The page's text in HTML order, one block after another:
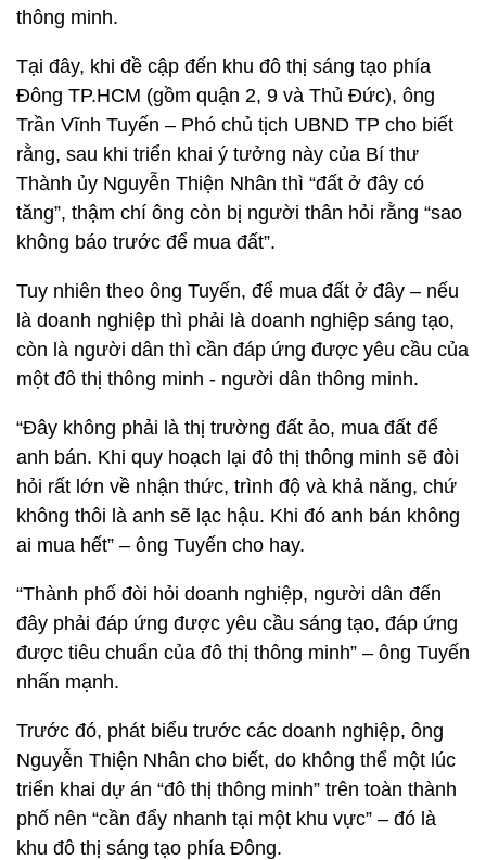
thông minh.
Tại đây, khi đề cập đến khu đô thị sáng tạo phía
Đông TP.HCM (gồm quận 2, 9 và Thủ Đức), ông
Trần Vĩnh Tuyến – Phó chủ tịch UBND TP cho biết
rằng, sau khi triển khai ý tưởng này của Bí thư
Thành ủy Nguyễn Thiện Nhân thì “đất ở đây có
tăng”, thậm chí ông còn bị người thân hỏi rằng “sao
không báo trước để mua đất”.
Tuy nhiên theo ông Tuyến, để mua đất ở đây – nếu
là doanh nghiệp thì phải là doanh nghiệp sáng tạo,
còn là người dân thì cần đáp ứng được yêu cầu của
một đô thị thông minh - người dân thông minh.
“Đây không phải là thị trường đất ảo, mua đất để
anh bán. Khi quy hoạch lại đô thị thông minh sẽ đòi
hỏi rất lớn về nhận thức, trình độ và khả năng, chứ
không thôi là anh sẽ lạc hậu. Khi đó anh bán không
ai mua hết” – ông Tuyến cho hay.
“Thành phố đòi hỏi doanh nghiệp, người dân đến
đây phải đáp ứng được yêu cầu sáng tạo, đáp ứng
được tiêu chuẩn của đô thị thông minh” – ông Tuyến
nhấn mạnh.
Trước đó, phát biểu trước các doanh nghiệp, ông
Nguyễn Thiện Nhân cho biết, do không thể một lúc
triển khai dự án “đô thị thông minh” trên toàn thành
phố nên “cần đẩy nhanh tại một khu vực” – đó là
khu đô thị sáng tạo phía Đông.